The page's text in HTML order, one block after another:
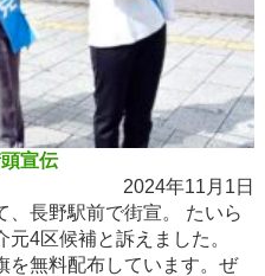
宣伝
2024年11月1日
、長野駅前で街宣。 たいら
4区候補と訴えました。
を無料配布しています。ぜ